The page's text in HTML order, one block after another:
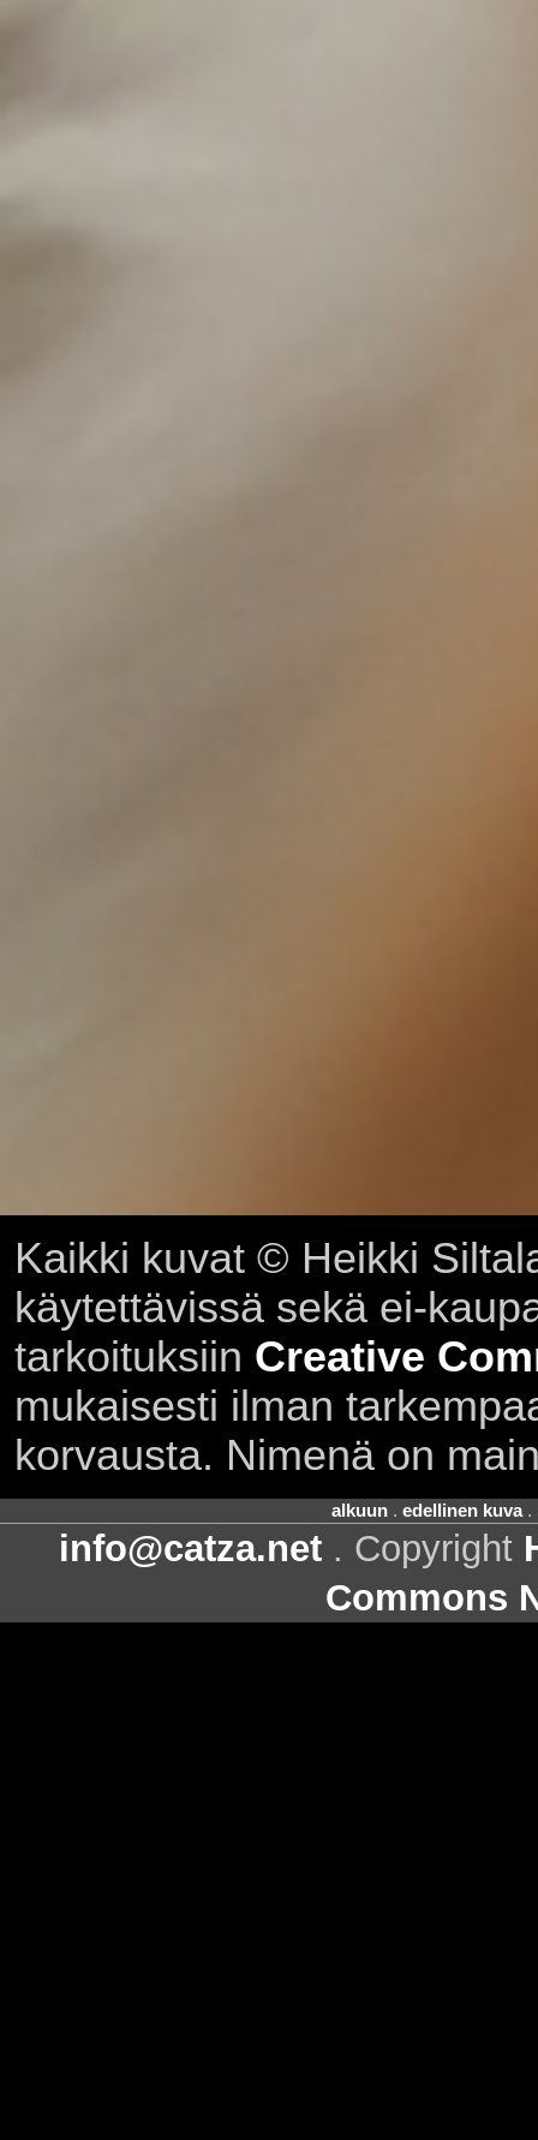
Kaikki kuvat © Heikki
käytettävissä sekä ei-
tarkoituksiin Creative
mukaisesti ilman
korvausta. Nimenä on
alkuun. edellinen kuva.
info@catza.net . Copyright
Commons